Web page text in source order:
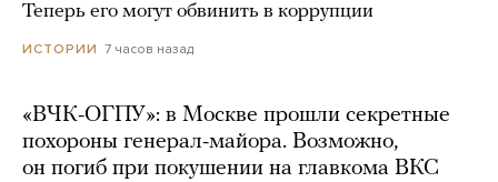
Теперь его могут обвинить в коррупции
ИСТОРИИ 7 часов назад
«ВЧК-ОГПУ»: в Москве прошли секретные
похороны генерал-майора. Возможно,
он погиб при покушении на главкома ВКС